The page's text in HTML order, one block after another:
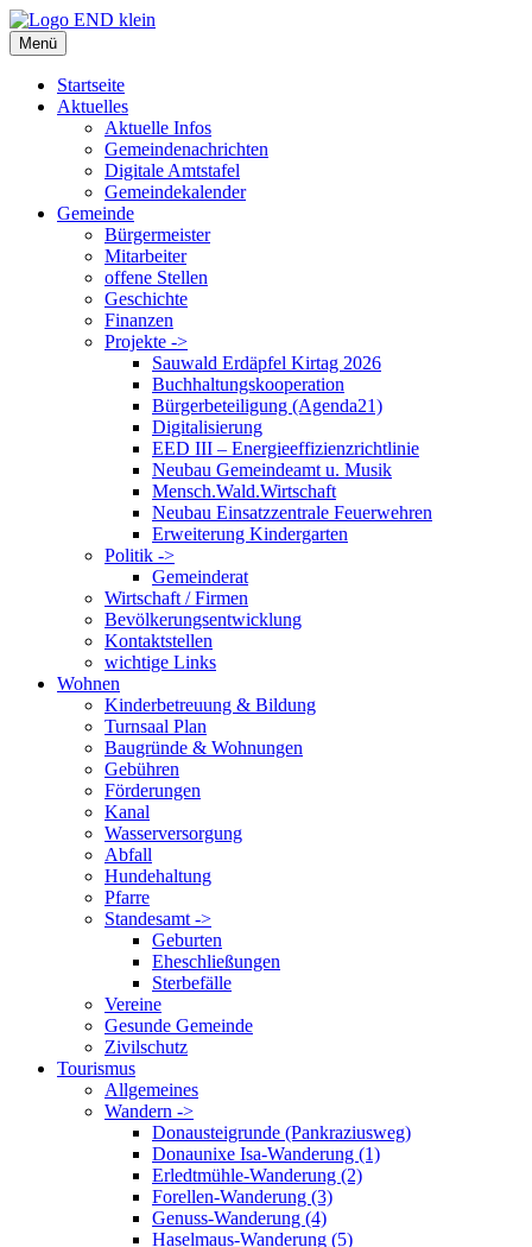
Zum
Inhalt
springen
Menü
Startseite
Aktuelles
Aktuelle Infos
Gemeindenachrichten
Digitale Amtstafel
Gemeindekalender
Gemeinde
Bürgermeister
Mitarbeiter
offene Stellen
Geschichte
Finanzen
Projekte ->
Sauwald Erdäpfel Kirtag 2026
Buchhaltungskooperation
Bürgerbeteiligung (Agenda21)
Digitalisierung
EED III – Energieeffizienzrichtlinie
Neubau Gemeindeamt u. Musik
Mensch.Wald.Wirtschaft
Neubau Einsatzzentrale Feuerwehren
Erweiterung Kindergarten
Politik ->
Gemeinderat
Wirtschaft / Firmen
Bevölkerungsentwicklung
Kontaktstellen
wichtige Links
Wohnen
Kinderbetreuung & Bildung
Turnsaal Plan
Baugründe & Wohnungen
Gebühren
Förderungen
Kanal
Wasserversorgung
Abfall
Hundehaltung
Pfarre
Standesamt ->
Geburten
Eheschließungen
Sterbefälle
Vereine
Gesunde Gemeinde
Zivilschutz
Tourismus
Allgemeines
Wandern ->
Donausteigrunde (Pankraziusweg)
Donaunixe Isa-Wanderung (1)
Erledtmühle-Wanderung (2)
Forellen-Wanderung (3)
Genuss-Wanderung (4)
Haselmaus-Wanderung (5)